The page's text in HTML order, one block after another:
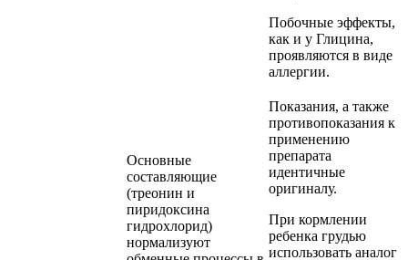
Побочные эффекты,
как и у Глицина,
проявляются в виде
аллергии.
Основные
составляющие
(треонин и
пиридоксина
гидрохлорид)
нормализуют
Показания, а также
противопоказания к
применению
препарата
идентичные
оригиналу.
При кормлении
ребенка грудью
использовать аналог